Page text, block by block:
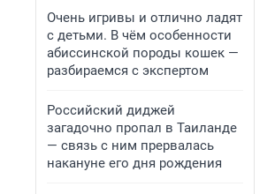
Очень игривы и отлично ладят
с детьми. В чём особенности
абиссинской породы кошек —
разбираемся с экспертом
Российский диджей
загадочно пропал в Таиланде
— связь с ним прервалась
накануне его дня рождения